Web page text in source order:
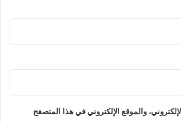
والموقع الإلكتروني في هذا المتصفح